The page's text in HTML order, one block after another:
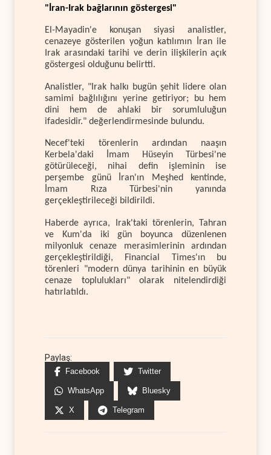
"İran-Irak bağlarının göstergesi"
El-Mayadin'e konuşan siyasi analistler,
cenazeye gösterilen yoğun katılımın İran ile
Irak arasındaki tarihi ve derin ilişkilerin açık
göstergesi olduğunu belirtti.
Analistler, "Irak halkı bugün şehit lidere olan
samimi bağlılığını yerine getiriyor; bu hem
dini hem de ahlaki bir sorumluluğun
ifadesidir." değerlendirmesinde bulundu.
Necef'teki törenlerin ardından naaşın
Kerbela'daki İmam Hüseyin Türbesi'ne
götürüleceği, nihai defin işleminin ise
perşembe günü İran'ın Meşhed kentinde,
İmam Rıza Türbesi'nin yanında
gerçekleştirileceği bildirildi.
Haberde ayrıca, Irak'taki törenlerin, Tahran
ve Kum'da iki gün boyunca düzenlenen
milyonluk cenaze merasimlerinin ardından
gerçekleştirildiği, Financial Times'ın bu
törenleri "modern dünya tarihinin en büyük
cenaze toplulukları" olarak nitelendirdiği
hatırlatıldı.
Paylaş:
Facebook Twitter
WhatsApp Bluesky
X Telegram